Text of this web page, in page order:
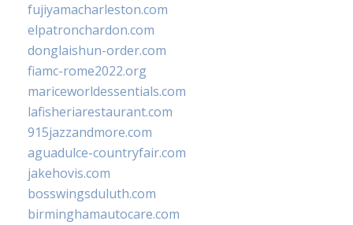
fujiyamacharleston.com
elpatronchardon.com
donglaishun-order.com
fiamc-rome2022.org
mariceworldessentials.com
lafisheriarestaurant.com
915jazzandmore.com
aguadulce-countryfair.com
jakehovis.com
bosswingsduluth.com
birminghamautocare.com